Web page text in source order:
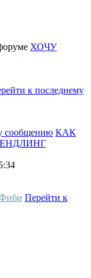
ХОЧУ
к последнему
сообщению КАК
Перейти к